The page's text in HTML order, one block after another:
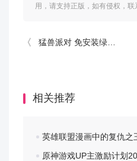
和团队合作都是游戏体验的
魔兽世界巫妖王之
迅雷网盘下载
用，请支持正版，如有侵权，联
猛兽派对 免安装绿色正式版
相关推荐
英雄联盟漫画中的复仇之
原神游戏UP主激励计划